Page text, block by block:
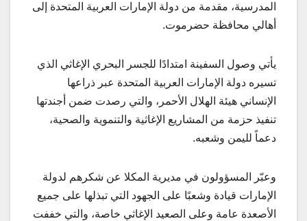
المدرسية، مقدمة من دولة الإمارات العربية المتحدة إلى
أهالي محافظة حضرموت.
يأتي وصول السفينة امتدادًا للجسر البحري الإغاثي الذي
تسيره دولة الإمارات العربية المتحدة عبر ذراعها
الإنساني هيئة الهلال الأحمر، والتي رصدت ضمن أجندتها
تنفيذ حزمة من المشاريع الإغاثية والتنموية والصحية،
دعماً لليمن وشعبه.
وعبّر المسؤولون في مديرية المكلا عن شكرهم لدولة
الإمارات قيادة وشعبًا على الجهود التي تبذلها على جميع
الأصعدة عامة وعلى الصعيد الإغاثي خاصة، والتي خففت